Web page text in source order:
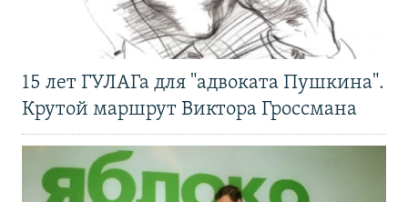
15 лет ГУЛАГа для "адвоката Пушкина".
Крутой маршрут Виктора Гроссмана